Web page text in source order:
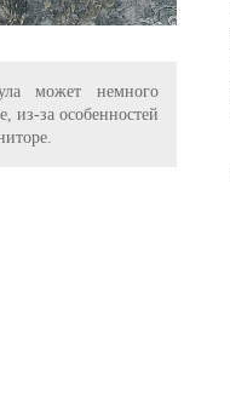
может немного
из-за особенностей